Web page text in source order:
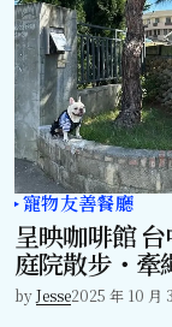
寵物友善餐廳
呈映咖啡館
庭院散步・牽
byJesse2025 年 10 月